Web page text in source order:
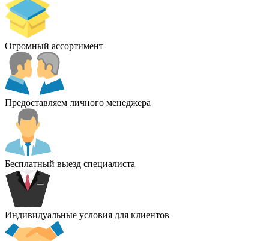
Огромный ассортимент
Предоставляем личного менеджера
Бесплатный выезд специалиста
Индивидуальные условия для клиентов